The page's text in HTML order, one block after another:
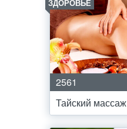
ЗДОРОВЬЕ
2561
Тайский массаж